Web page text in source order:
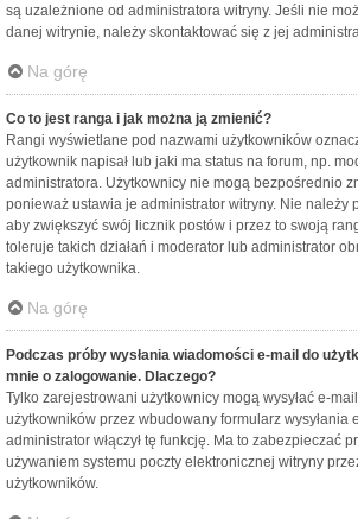
są uzależnione od administratora witryny. Jeśli nie
danej witrynie, należy skontaktować się z jej
Na górę
Co to jest ranga i jak można ją zmienić?
Rangi wyświetlane pod nazwami użytkowników
użytkownik napisał lub jaki ma status na forum, np.
administratora. Użytkownicy nie mogą bezpośrednio
ponieważ ustawia je administrator witryny. Nie należy
aby zwiększyć swój licznik postów i przez to swoją
toleruje takich działań i moderator lub administrator
takiego użytkownika.
Na górę
Podczas próby wysłania wiadomości e-mail do
mnie o zalogowanie. Dlaczego?
Tylko zarejestrowani użytkownicy mogą wysyłać e-
użytkowników przez wbudowany formularz wysyłania
administrator włączył tę funkcję. Ma to zabezpieczać
używaniem systemu poczty elektronicznej witryny
użytkowników.